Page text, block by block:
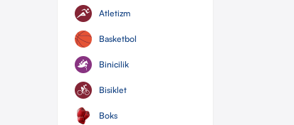
Atletizm
Basketbol
Binicilik
Bisiklet
Boks